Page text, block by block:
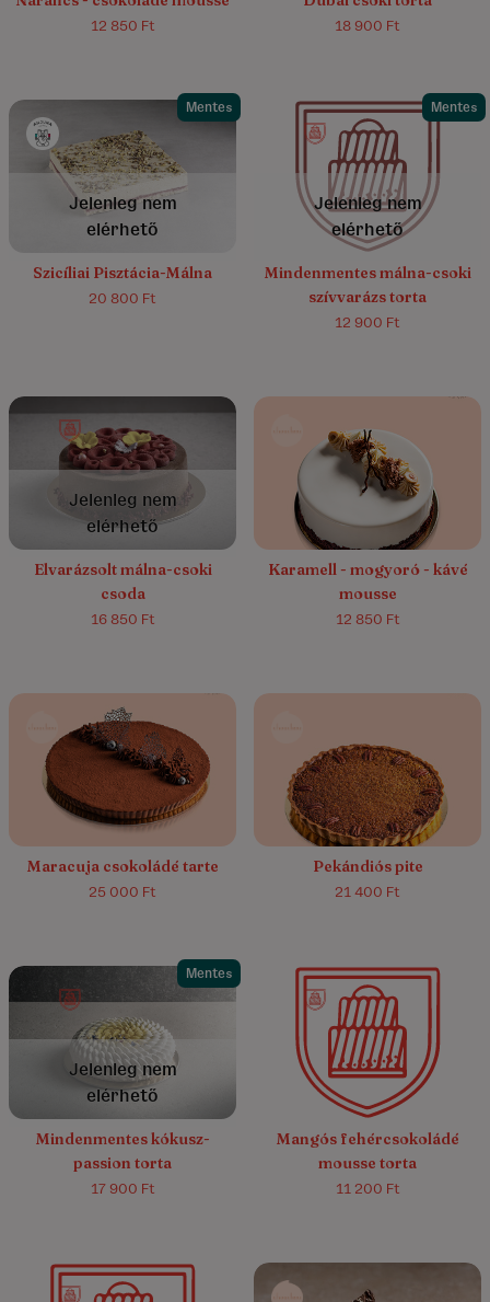
12 850 Ft 18 900 Ft
Mentes
5.0/5
(3)
Jelenleg nem
elérhető
Szicíliai Pisztácia-Málna
20 800 Ft
Mentes
4.7/5
(56)
Jelenleg nem
elérhető
Mindenmentes málna-csoki
szívvarázs torta
12 900 Ft
4.9/5
(8)
Jelenleg nem
elérhető
Elvarázsolt málna-csoki
csoda
16 850 Ft
5.0/5 (76)
Karamell - mogyoró - kávé
mousse
12 850 Ft
4.9/5 (29)
Maracuja csokoládé tarte
25 000 Ft
5.0/5 (3)
Pekándiós pite
21 400 Ft
Mentes
4.7/5
(28)
Jelenleg nem
elérhető
Mindenmentes kókusz-
passion torta
17 900 Ft
5.0/5 (2)
Mangós fehércsokoládé
mousse torta
11 200 Ft